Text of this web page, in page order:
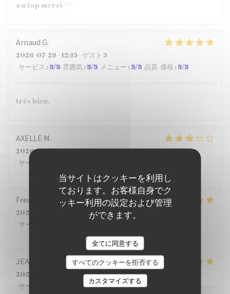
当サイトはクッキーを利用し
ております。お客様自身でク
ッキー利用の設定および管理
ができます。
全てに同意する
すべてのクッキーを拒否する
カスタマイズする
au top merci ^^
Arnaud G
2026-07-29 - 12:15 - ゲスト 5
サービス :5/5 雰囲気:5/5 メニュー :5/5 品質-価格 :5/5
très bien.
AXELLE M
2026-07-22- 12:15 - ゲスト 4
サービス
Frederic
2026-07-23
- 12:00 - ゲスト 5
サービス
JEAN PHILIPPE S
2026-07-23
- 12:15 - ゲスト 6
サービス
:5/5 メニュー:5/5 品質-価格